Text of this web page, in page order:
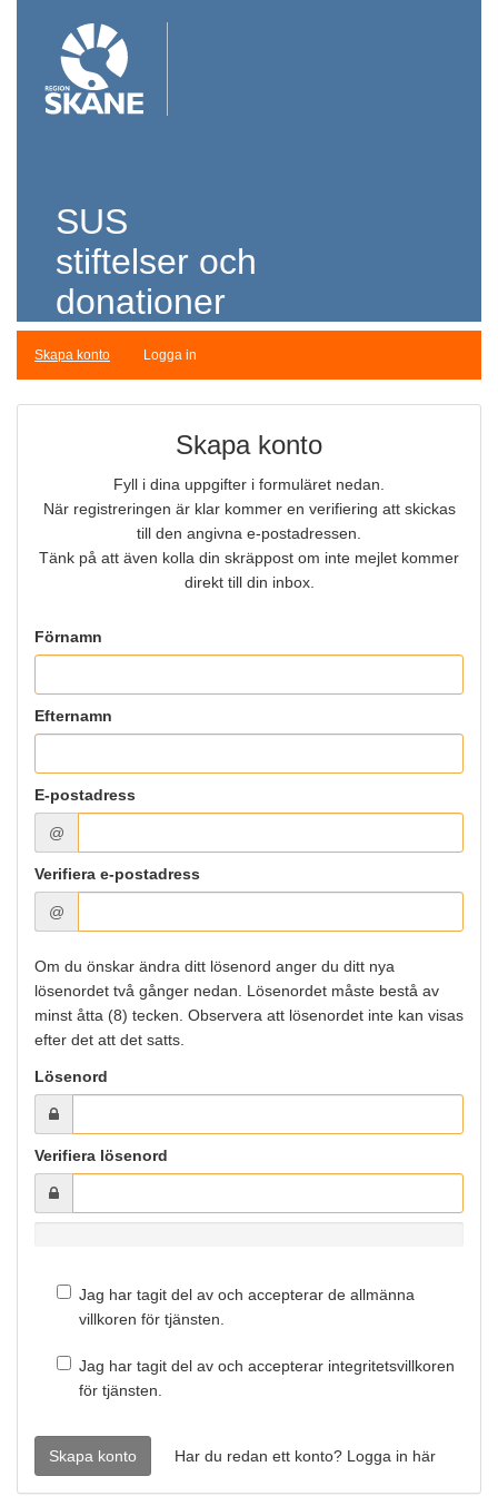
SUS
stiftelser och
donationer
Skapa konto Logga in
Skapa konto
Fyll i dina uppgifter i formuläret nedan.
När registreringen är klar kommer en verifiering att skickas
till den angivna e-postadressen.
Tänk på att även kolla din skräppost om inte mejlet kommer
direkt till din inbox.
Förnamn
Efternamn
E-postadress
@
Verifiera e-postadress
@
Om du önskar ändra ditt lösenord anger du ditt nya
lösenordet två gånger nedan. Lösenordet måste bestå av
minst åtta (8) tecken. Observera att lösenordet inte kan visas
efter det att det satts.
Lösenord
Verifiera lösenord
Jag har tagit del av och accepterar de allmänna
villkoren för tjänsten.
Jag har tagit del av och accepterar integritetsvillkoren
för tjänsten.
Har du redan ett konto? Logga in här